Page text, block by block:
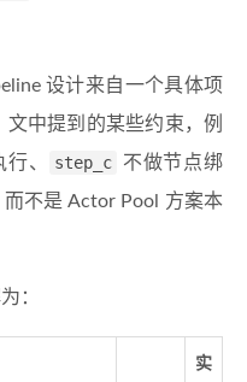
设计来自一个具体项
文中提到的某些约束，例
、 step_c
不做节点绑
不是 Actor Pool 方案本
：
实